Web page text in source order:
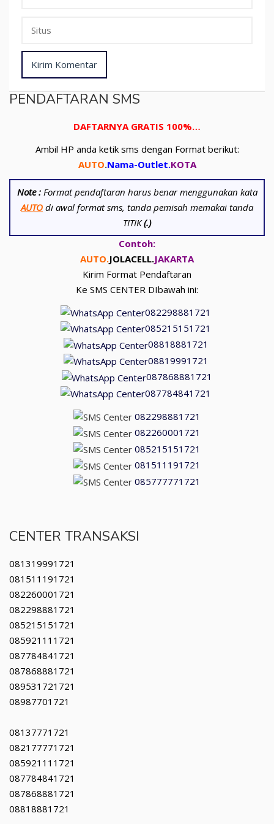
PENDAFTARAN SMS
DAFTARNYA GRATIS 100%…
Ambil HP anda ketik sms dengan Format berikut:
AUTO.Nama-Outlet.KOTA
Note : Format pendaftaran harus benar menggunakan kata
AUTO di awal format sms, tanda pemisah memakai tanda
TITIK(.)
Contoh:
AUTO.JOLACELL.JAKARTA
Kirim Format Pendaftaran
Ke SMS CENTER DIbawah ini:
082298881721
085215151721
08818881721
08819991721
087868881721
087784841721
082298881721
082260001721
085215151721
081511191721
085777771721
CENTER TRANSAKSI
081319991721
081511191721
082260001721
082298881721
085215151721
085921111721
087784841721
087868881721
089531721721
08987701721
08137771721
082177771721
085921111721
087784841721
087868881721
08818881721